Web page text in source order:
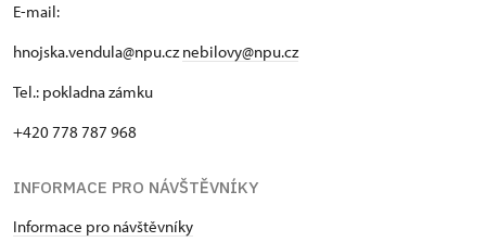
E-mail:
hnojska.vendula@npu.cznebilovy@npu.cz
Tel.: pokladna zámku
+420 778 787 968
INFORMACE PRO NÁVŠTĚVNÍKY
Informace pro návštěvníky